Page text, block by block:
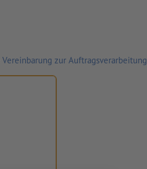
Vereinbarung zur Auftragsverarbeitung